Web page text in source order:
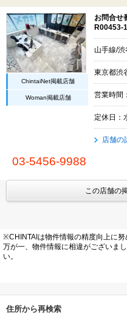
ChintaiNet掲載店舗
Woman掲載店舗
お問合せ
R00453-
山手線/渋
東京都渋
営業時間
定休日：
店舗の
03-5456-9988
この店舗の
※CHINTAIは物件情報の精度向上に努
万が一、物件情報に相違がございまし
い。
住所から再検索